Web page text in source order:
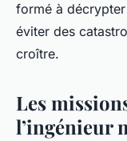
formé à
éviter des
croître.
Les
l’ingénieur